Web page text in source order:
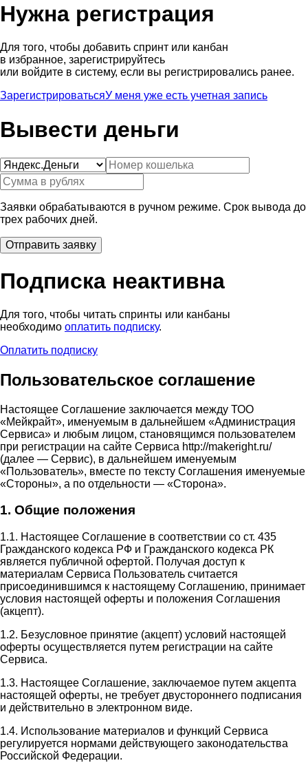
Нужна регистрация
Для того, чтобы добавить спринт или канбан
в избранное, зарегистрируйтесь
или войдите в систему, если вы регистрировались ранее.
ЗарегистрироватьсяУ меня уже есть учетная запись
Вывести деньги
Заявки обрабатываются в ручном режиме. Срок вывода до
трех рабочих дней.
Подписка неактивна
Для того, чтобы читать спринты или канбаны
необходимо оплатить подписку.
Оплатить подписку
Пользовательское соглашение
Настоящее Соглашение заключается между ТОО
«Мейкрайт», именуемым в дальнейшем «Администрация
Сервиса» и любым лицом, становящимся пользователем
при регистрации на сайте Сервиса http://makeright.ru/
(далее — Сервис), в дальнейшем именуемым
«Пользователь», вместе по тексту Соглашения именуемые
«Стороны», а по отдельности — «Сторона».
1. Общие положения
1.1. Настоящее Соглашение в соответствии со ст. 435
Гражданского кодекса РФ и Гражданского кодекса РК
является публичной офертой. Получая доступ к
материалам Сервиса Пользователь считается
присоединившимся к настоящему Соглашению, принимает
условия настоящей оферты и положения Соглашения
(акцепт).
1.2. Безусловное принятие (акцепт) условий настоящей
оферты осуществляется путем регистрации на сайте
Сервиса.
1.3. Настоящее Соглашение, заключаемое путем акцепта
настоящей оферты, не требует двустороннего подписания
и действительно в электронном виде.
1.4. Использование материалов и функций Сервиса
регулируется нормами действующего законодательства
Российской Федерации.